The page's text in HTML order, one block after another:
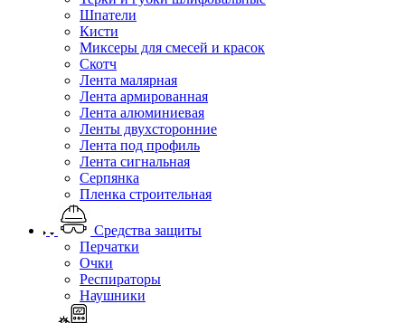
Шпатели
Кисти
Миксеры для смесей и красок
Скотч
Лента малярная
Лента армированная
Лента алюминиевая
Ленты двухсторонние
Лента под профиль
Лента сигнальная
Серпянка
Пленка строительная
Средства защиты
Перчатки
Очки
Респираторы
Наушники